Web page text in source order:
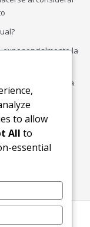
exponencialmente la
para los canales. La
to allow
All to
essential